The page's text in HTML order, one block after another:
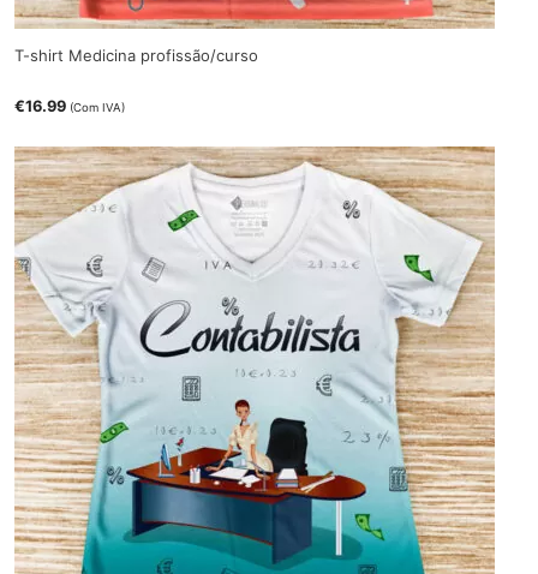
T-shirt Medicina profissão/curso
€16.99 (Com IVA)